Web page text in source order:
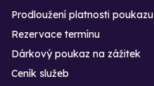
Prodloužení platnosti poukazu
Rezervace termínu
Dárkový poukaz na zážitek
Ceník služeb